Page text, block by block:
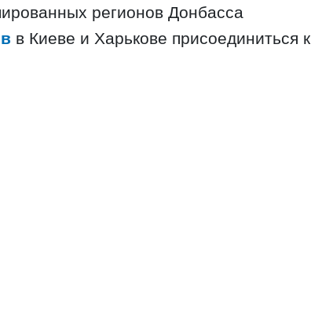
регионов Донбасса
в Киеве и Харькове присоединиться к